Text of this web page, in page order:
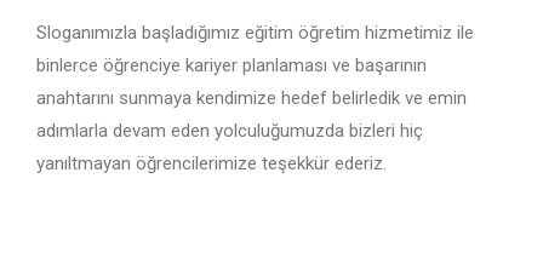
Sloganımızla başladığımız eğitim öğretim hizmetimiz ile
binlerce öğrenciye kariyer planlaması ve başarının
anahtarını sunmaya kendimize hedef belirledik ve emin
adımlarla devam eden yolculuğumuzda bizleri hiç
yanıltmayan öğrencilerimize teşekkür ederiz.